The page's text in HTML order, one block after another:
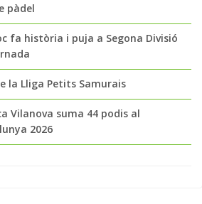
pàdel
fa història i puja a Segona Divisió
la Lliga Petits Samurais
Vilanova suma 44 podis al
2026